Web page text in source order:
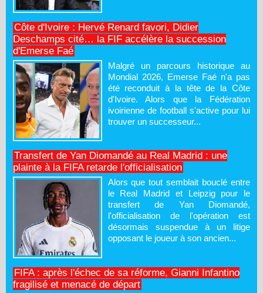
Côte d'Ivoire : Hervé Renard favori, Didier
Deschamps cité… la FIF accélère la succession
d'Emerse Faé
Malgré un parcours historique au
Mondial 2026, Emerse Faé n'a pas
été reconduit à la tête de la Côte
d'Ivoire. Alors que la Fédération
ivoirienne de football s'active pour lui
trouver un successeur...
Transfert de Yan Diomandé au Real Madrid : une
plainte à la FIFA retarde l'officialisation
Alors que tout semblait bouclé entre
le Real Madrid et Leipzig pour le
transfert de Yan Diomandé,
l'officialisation de l'opération est
désormais suspendue à un litige
opposant le joueur à son ancien...
FIFA : après l'échec de sa réforme, Gianni Infantino
fragilisé et menacé de départ